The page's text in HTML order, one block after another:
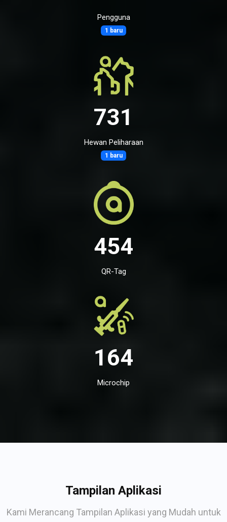
Pengguna
1 baru
731
Hewan Peliharaan
1 baru
454
QR-Tag
164
Microchip
Tampilan Aplikasi
Kami Merancang Tampilan Aplikasi yang Mudah untuk